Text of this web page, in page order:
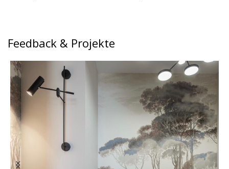
Feedback & Projekte